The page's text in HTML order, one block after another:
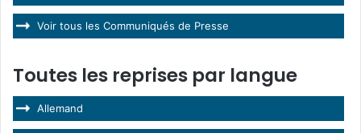
Voir tous les Communiqués de Presse
Toutes les reprises par langue
Allemand